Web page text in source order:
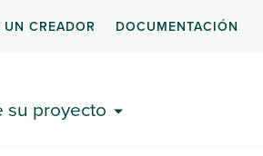
CREADOR DOCUMENTACIÓN
su proyecto